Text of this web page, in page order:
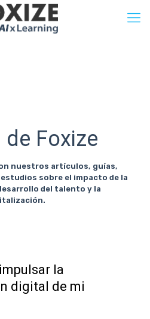
de Foxize
nuestros artículos, guías,
sobre el impacto de la
del talento y la
la
digital de mi